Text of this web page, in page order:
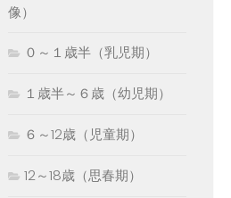
像）
０～１歳半（乳児期）
１歳半～６歳（幼児期）
６～12歳（児童期）
12～18歳（思春期）